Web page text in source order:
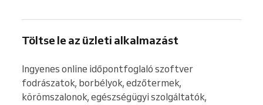
Töltse le az üzleti alkalmazást
Ingyenes online időpontfoglaló szoftver
fodrászatok, borbélyok, edzőtermek,
körömszalonok, egészségügyi szolgáltatók,